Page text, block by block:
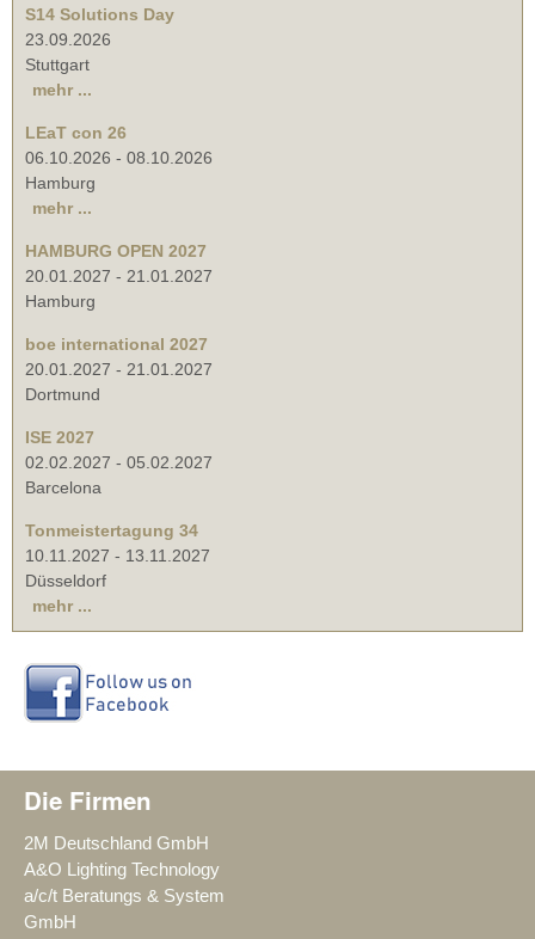
S14 Solutions Day
23.09.2026
Stuttgart
mehr ...
LEaT con 26
06.10.2026 - 08.10.2026
Hamburg
mehr ...
HAMBURG OPEN 2027
20.01.2027 - 21.01.2027
Hamburg
boe international 2027
20.01.2027 - 21.01.2027
Dortmund
ISE 2027
02.02.2027 - 05.02.2027
Barcelona
Tonmeistertagung 34
10.11.2027 - 13.11.2027
Düsseldorf
mehr ...
Die Firmen
2M Deutschland GmbH
A&O Lighting Technology
a/c/t Beratungs & System
GmbH